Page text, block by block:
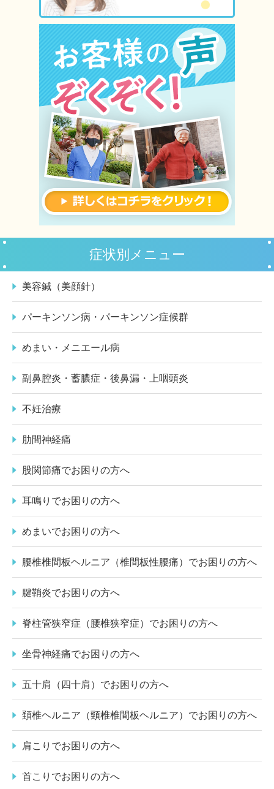
症状別メニュー
美容鍼（美顔針）
パーキンソン病・パーキンソン症候群
めまい・メニエール病
副鼻腔炎・蓄膿症・後鼻漏・上咽頭炎
不妊治療
肋間神経痛
股関節痛でお困りの方へ
耳鳴りでお困りの方へ
めまいでお困りの方へ
腰椎椎間板ヘルニア（椎間板性腰痛）でお困りの方へ
腱鞘炎でお困りの方へ
脊柱管狭窄症（腰椎狭窄症）でお困りの方へ
坐骨神経痛でお困りの方へ
五十肩（四十肩）でお困りの方へ
頚椎ヘルニア（頸椎椎間板ヘルニア）でお困りの方へ
肩こりでお困りの方へ
首こりでお困りの方へ